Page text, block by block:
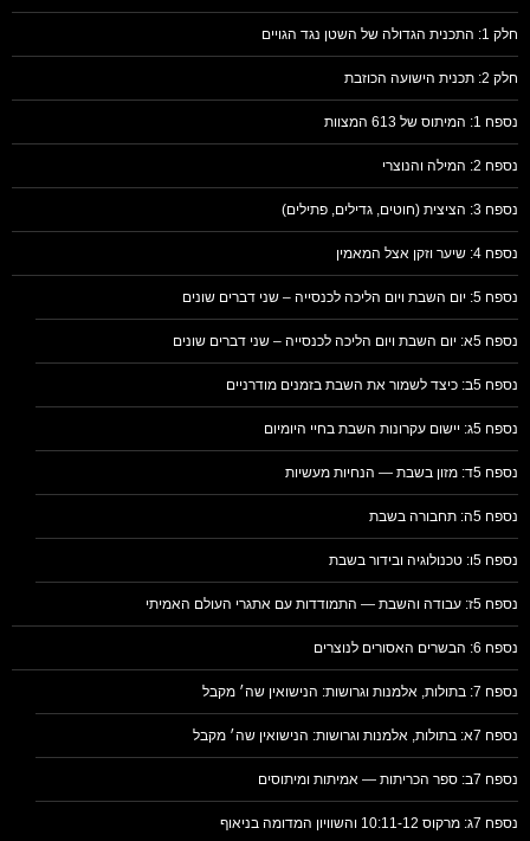
חלק 1: התכנית הגדולה של השטן נגד הגויים
חלק 2: תכנית הישועה הכוזבת
נספח 1: המיתוס של 613 המצוות
נספח 2: המילה והנוצרי
נספח 3: הציצית (חוטים, גדילים, פתילים)
נספח 4: שיער וזקן אצל המאמין
נספח 5: יום השבת ויום הליכה לכנסייה – שני דברים שונים
נספח 5א: יום השבת ויום הליכה לכנסייה – שני דברים שונים
נספח 5ב: כיצד לשמור את השבת בזמנים מודרניים
נספח 5ג: יישום עקרונות השבת בחיי היומיום
נספח 5ד: מזון בשבת — הנחיות מעשיות
נספח 5ה: תחבורה בשבת
נספח 5ו: טכנולוגיה ובידור בשבת
נספח 5ז: עבודה והשבת — התמודדות עם אתגרי העולם האמיתי
נספח 6: הבשרים האסורים לנוצרים
נספח 7: בתולות, אלמנות וגרושות: הנישואין שה׳ מקבל
נספח 7א: בתולות, אלמנות וגרושות: הנישואין שה׳ מקבל
נספח 7ב: ספר הכריתות — אמיתות ומיתוסים
נספח 7ג: מרקוס 10:11-12 והשוויון המדומה בניאוף